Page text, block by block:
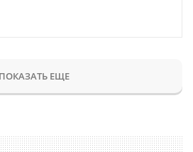
ПОКАЗАТЬ ЕЩЕ